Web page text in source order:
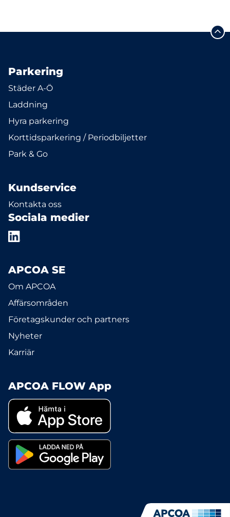
Parkering
Städer A-Ö
Laddning
Hyra parkering
Korttidsparkering / Periodbiljetter
Park & Go
Kundservice
Kontakta oss
Sociala medier
APCOA SE
Om APCOA
Affärsområden
Företagskunder och partners
Nyheter
Karriär
APCOA FLOW App